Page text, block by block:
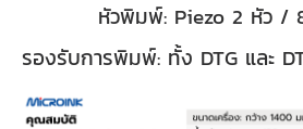
หัวพิมพ์: Piezo 2 หัว /
รองรับการพิมพ์: ทั้ง DTG และ